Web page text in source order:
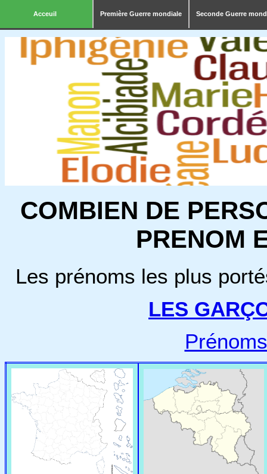
Acceuil Première Guerre mondiale Seconde Guerre
COMBIEN DE
PRENOM
Les prénoms les plus
LES